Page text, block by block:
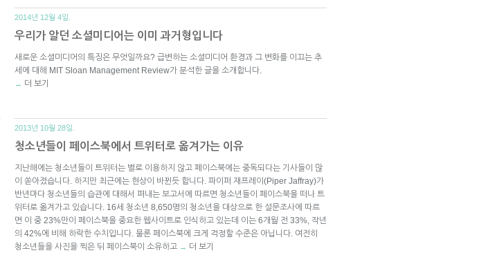
2014년 12월 4일.
우리가 알던 소셜미디어는 이미 과거형입니다
새로운 소셜미디어의 특징은 무엇일까요? 급변하는 소셜미디어 환경과 그 변화를 이끄는 추
세에 대해 MIT Sloan Management Review가 분석한 글을 소개합니다.
→ 더 보기
2013년 10월 28일.
청소년들이 페이스북에서 트위터로 옮겨가는 이유
지난해에는 청소년들이 트위터는 별로 이용하지 않고 페이스북에는 중독되다는 기사들이 많
이 쏟아졌습니다. 하지만 최근에는 현상이 바뀐듯 합니다. 파이퍼 재프레이(Piper Jaffray)가
반년마다 청소년들의 습관에 대해서 펴내는 보고서에 따르면 청소년들이 페이스북을 떠나 트
위터로 옮겨가고 있습니다. 16세 청소년 8,650명의 청소년을 대상으로 한 설문조사에 따르
면 이 중 23%만이 페이스북을 중요한 웹사이트로 인식하고 있는데 이는 6개월 전 33%, 작년
의 42%에 비해 하락한 수치입니다. 물론 페이스북에 크게 걱정할 수준은 아닙니다. 여전히
청소년들을 사진을 찍은 뒤 페이스북이 소유하고 → 더 보기